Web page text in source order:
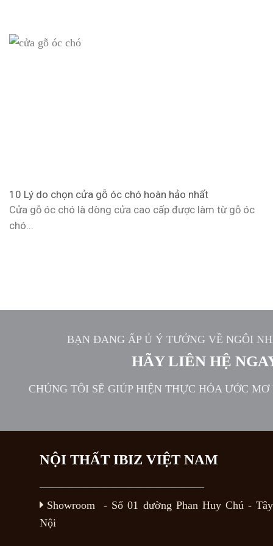
10 Lý do chọn cửa gỗ óc chó hoàn hảo nhất
Cửa gỗ óc chó là dòng cửa cao cấp được làm từ gỗ óc
chó...
BẠN ĐANG ẤP Ủ Ý TƯỞNG VỀ NGÔI
HÃY LIÊN HỆ
CHÚNG TÔI SẼ GIÚP HIỆN THỰC HÓA ƯỚC
NỘI THẤT IBIZ VIỆT NAM
———————————————
Showroom - Số 01 đường Phan Huy Chú -
Nội